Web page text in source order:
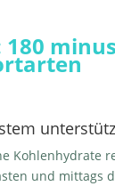
180
Kohlenhydrate
und mittags